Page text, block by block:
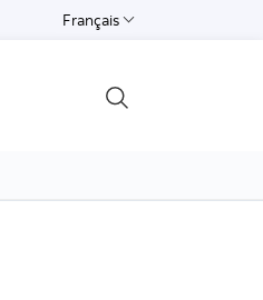
Français
Select a language